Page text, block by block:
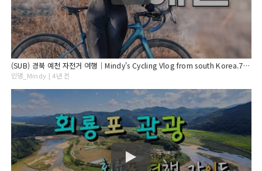
(SUB) 경북 예천 자전거 여행│Mindy's Cycling Vlog from south Korea.77│Yecheon-gun, Korea bike tour
민댕_Mindy | 4년 전